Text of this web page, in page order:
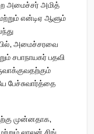
அமைச்சர் அமித்
என்டிஏ ஆளும்
அமைச்சரவை
சபாநாயகர் பதவி
பேச்சுவார்த்தை
முன்னதாக,
லாலன் சிங்